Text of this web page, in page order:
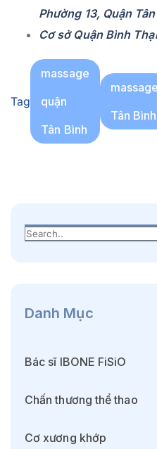
Phường 13, Quận
Cơ sở Quận Bình
Tag
massage
quận
Tân Bình
massage
Tân Bình
Danh Mục
Bác sĩ IBONE FiSiO
Chấn thương thể thao
Cơ xương khớp